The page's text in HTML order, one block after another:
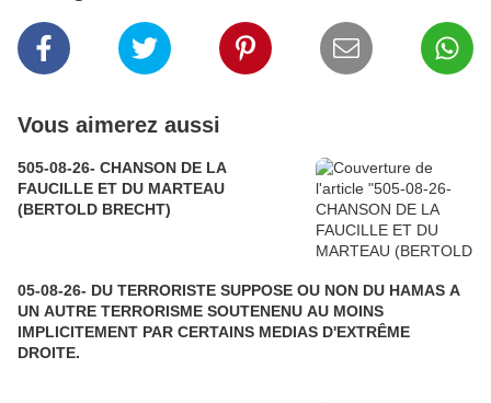
Vous aimerez aussi
505-08-26- CHANSON DE LA
FAUCILLE ET DU MARTEAU
(BERTOLD BRECHT)
05-08-26- DU TERRORISTE SUPPOSE OU NON DU HAMAS A
UN AUTRE TERRORISME SOUTENENU AU MOINS
IMPLICITEMENT PAR CERTAINS MEDIAS D'EXTRÊME
DROITE.